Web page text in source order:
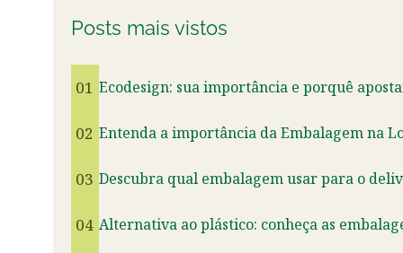
Posts mais vistos
01 Ecodesign: sua importância e porquê
02 Entenda a importância da Embalagem na
03 Descubra qual embalagem usar para o
04 Alternativa ao plástico: conheça as